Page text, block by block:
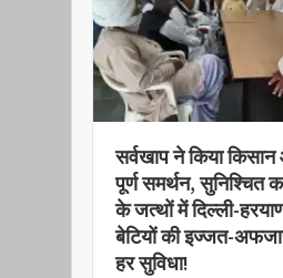
​सर्वखाप ने किया
पूर्ण समर्थन, सुनिश्चित
के जत्थों में दिल्ली-
बेटियों की इज्जत-
हर सुविधा!